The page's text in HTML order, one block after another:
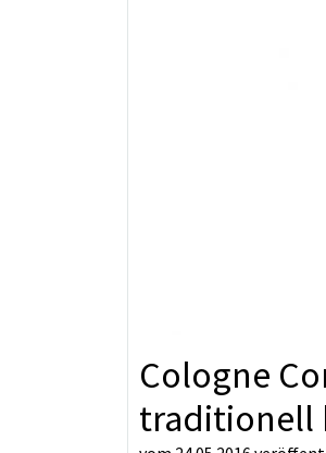
Cologne
traditionell